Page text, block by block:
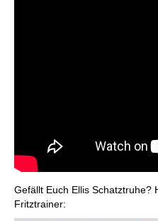
Gefällt Euch Ellis Schatztruhe?
Fritztrainer: